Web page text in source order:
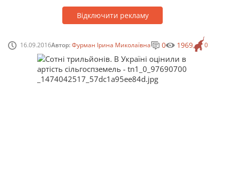
Відключити рекламу
16.09.2016Автор:Фурман Ірина Миколаївна 0
0 1969